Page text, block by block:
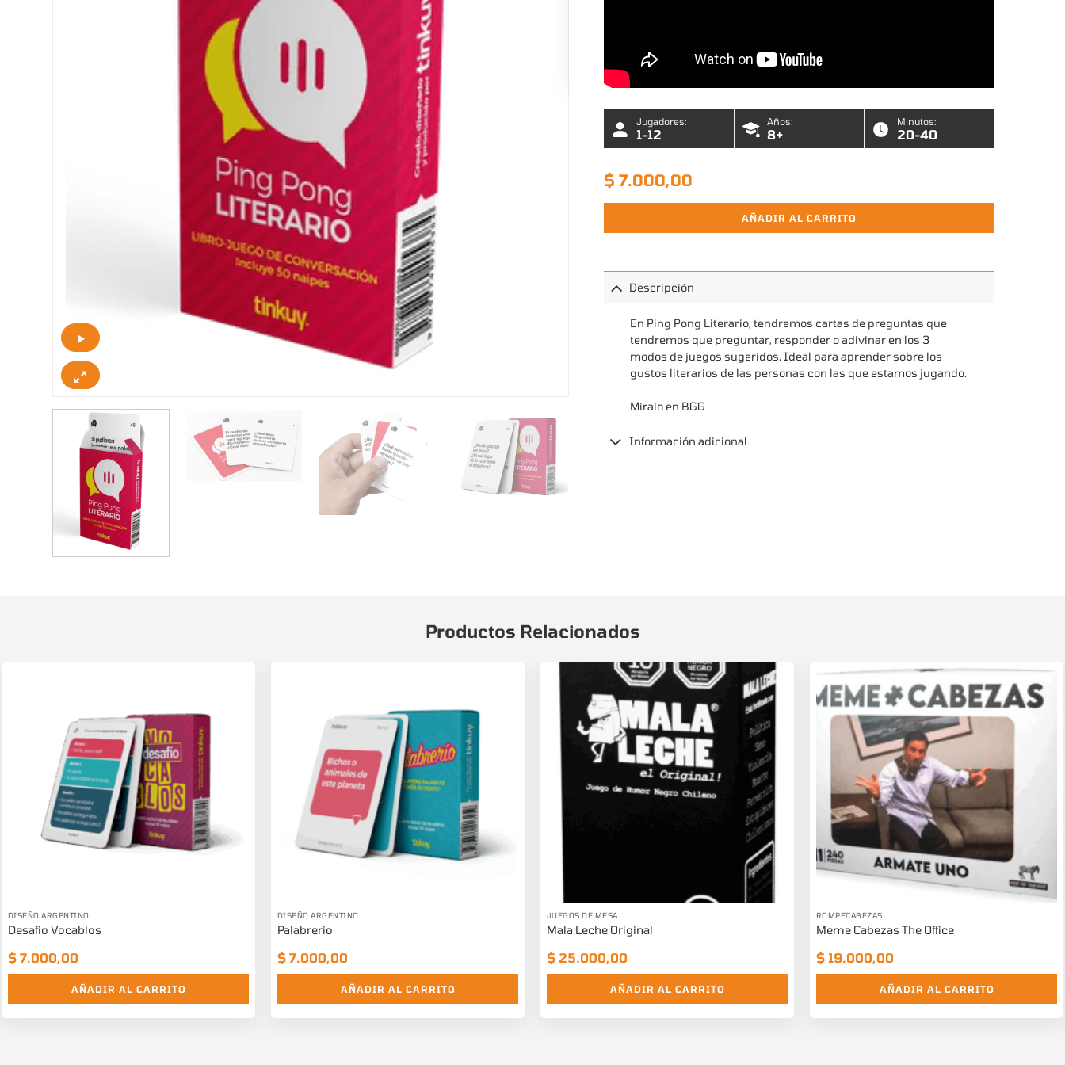
Jugadores:
1-12
Años:
8+
Minutos:
20-40
$ 7.000,00
AÑADIR AL CARRITO
Descripción
En Ping Pong Literario, tendremos cartas de preguntas que
tendremos que preguntar, responder o adivinar en los 3
modos de juegos sugeridos. Ideal para aprender sobre los
gustos literarios de las personas con las que estamos jugando.
Miralo en BGG
Información adicional
Productos Relacionados
DISEÑO ARGENTINO
Desafio Vocablos
$7.000,00
AÑADIR AL CARRITO
DISEÑO ARGENTINO
Palabrerio
$7.000,00
AÑADIR AL CARRITO
JUEGOS DE MESA
Mala Leche Original
$25.000,00
AÑADIR AL CARRITO
ROMPECABEZAS
Meme Cabezas The Office
$19.000,00
AÑADIR AL CARRITO